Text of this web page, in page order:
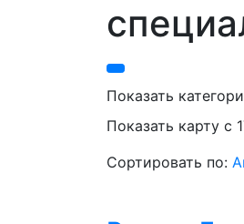
Показать
Показать карту с
Сортировать по: